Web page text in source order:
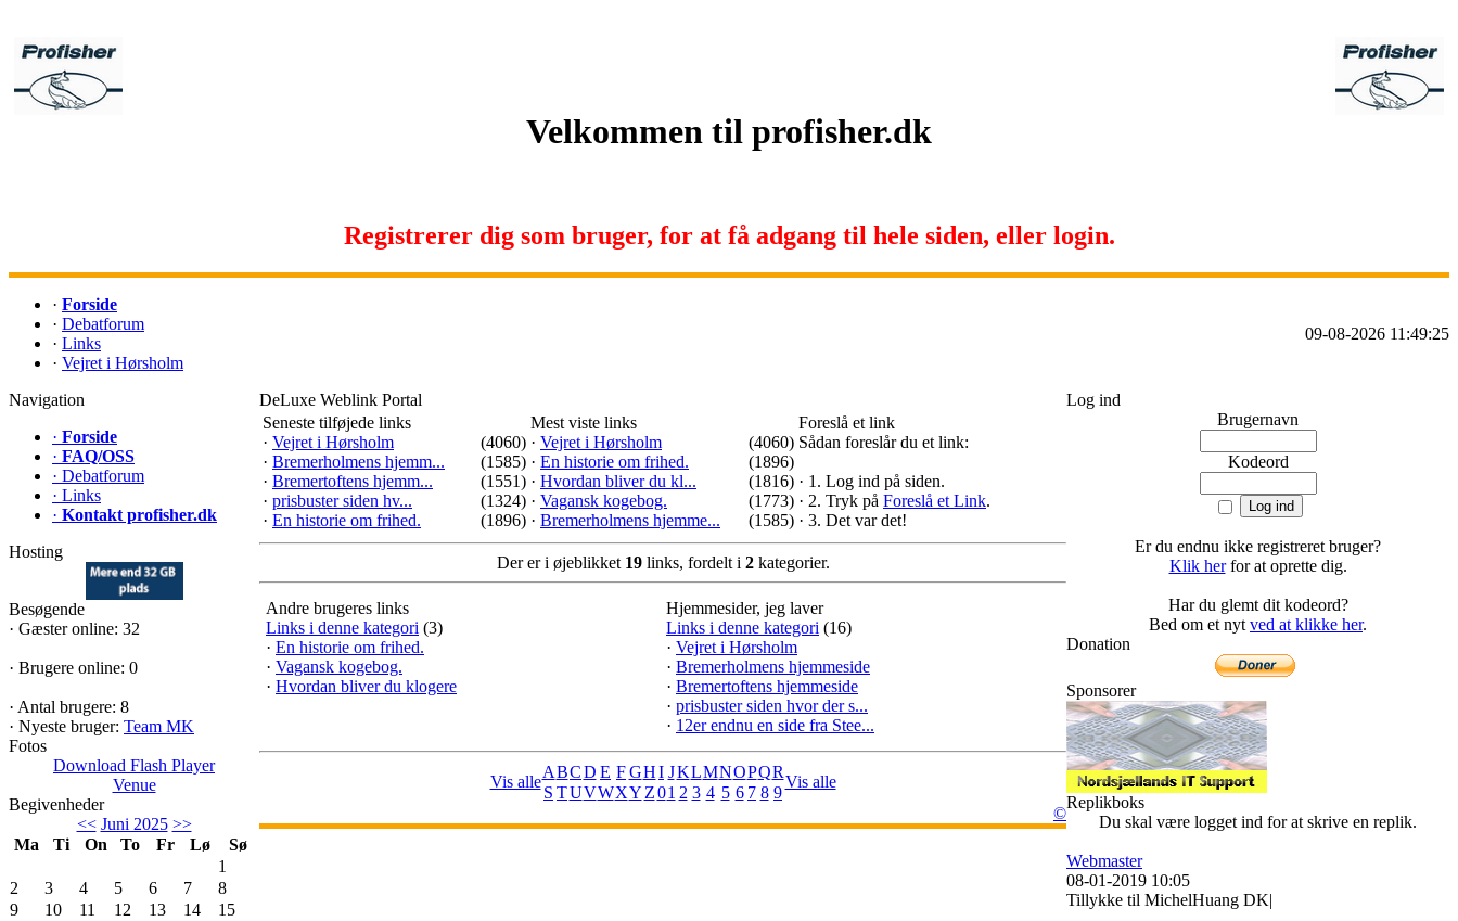
Velkommen til profisher.dk
Registrerer dig som bruger, for at få adgang til hele siden, eller login.
· Forside
· Debatforum
· Links
· Vejret i Hørsholm
09-08-2026 11:49:25
Navigation
· Forside
· FAQ/OSS
· Debatforum
· Links
· Kontakt profisher.dk
Hosting
Besøgende
· Gæster online: 32
· Brugere online: 0
· Antal brugere: 8
· Nyeste bruger: Team MK
Fotos
Download Flash Player
Venue
Begivenheder
<< Juni 2025 >>
Ma
Ti On To Fr Lø
Sø
1
2
3 4 5 6 7
8
9
10 11 12 13 14
15
DeLuxe Weblink Portal
Seneste tilføjede links
· Vejret i Hørsholm
(4060)
· Bremerholmens hjemm...
(1585)
· Bremertoftens hjemm...
(1551)
· prisbuster siden hv...
(1324)
· En historie om frihed. (1896)
Mest viste links
· Vejret i Hørsholm
(4060)
· En historie om frihed.
(1896)
· Hvordan bliver du kl...
(1816)
· Vagansk kogebog.
(1773)
· Bremerholmens hjemme... (1585)
Foreslå et link
Sådan foreslår du et link:
· 1. Log ind på siden.
· 2. Tryk på Foreslå et Link.
· 3. Det var det!
Der er i øjeblikket 19links, fordelt i 2kategorier.
Andre brugeres links
Links i denne kategori (3)
· En historie om frihed.
· Vagansk kogebog.
· Hvordan bliver du klogere
Hjemmesider, jeg laver
Links i denne kategori (16)
· Vejret i Hørsholm
· Bremerholmens hjemmeside
· Bremertoftens hjemmeside
· prisbuster siden hvor der s...
· 12er endnu en side fra Stee...
Vis alle
ABCD E FGHI JKLMNOPQR
Vis alle
S TUVWXY Z01 2 3 4 5 6 7 8 9
©
Log ind
Brugernavn
Kodeord
Er du endnu ikke registreret bruger?
Klik herfor at oprette dig.
Har du glemt dit kodeord?
Bed om et nyt ved at klikke her.
Donation
Sponsorer
Replikboks
Du skal være logget ind for at skrive en replik.
Webmaster
08-01-2019 10:05
Tillykke til MichelHuang DK|